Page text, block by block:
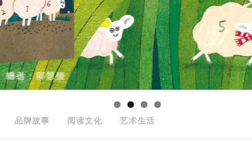
品牌故事 阅读文化 艺术生活